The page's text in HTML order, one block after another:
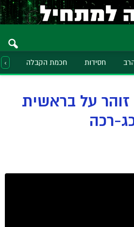
חסידות חכמת הקבלה ‹
על בראשית
רכה